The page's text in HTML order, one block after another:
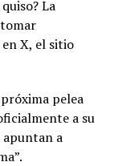
La
X, el sitio
pelea
a su
a